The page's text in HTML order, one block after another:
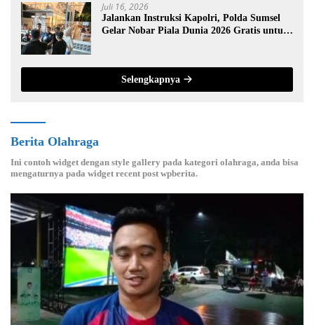
Juli 16, 2026
Jalankan Instruksi Kapolri, Polda Sumsel
Gelar Nobar Piala Dunia 2026 Gratis untuk
Selengkapnya
Berita Olahraga
Ini contoh widget dengan style gallery pada kategori olahraga, anda bisa
mengaturnya pada widget recent post wpberita.